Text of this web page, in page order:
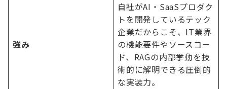
強み
自社がAI・SaaSプロダク
トを開発しているテック
企業だからこそ、IT業界
の機能要件やソースコー
ド、RAGの内部挙動を技
術的に解明できる圧倒的
な実装力。